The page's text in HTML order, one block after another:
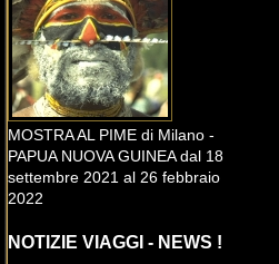
MOSTRA AL PIME di Milano -
PAPUA NUOVA GUINEA dal 18
settembre 2021 al 26 febbraio
2022
NOTIZIE VIAGGI - NEWS !